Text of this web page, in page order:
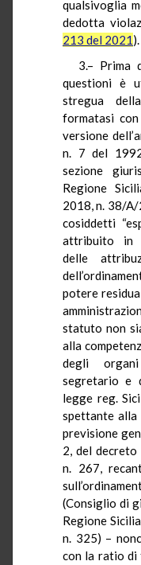
qualsivoglia
dedotta
213 del 2021).
3.– Prima
questioni è
stregua
formatasi
versione
n. 7 del
sezione
Regione
2018, n. 38/
cosiddetti
attribuito in
delle
potere
statuto non
alla
degli
segretario e
legge reg.
spettante alla
previsione
2, del
n. 267,
(Consiglio di
Regione
n. 325) –
con la ratio di